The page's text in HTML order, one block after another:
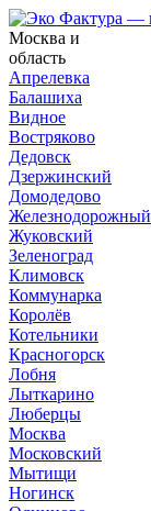
Москва и
область
Апрелевка
Балашиха
Видное
Востряково
Дедовск
Дзержинский
Домодедово
Железнодорожный
Жуковский
Зеленоград
Климовск
Коммунарка
Королёв
Котельники
Красногорск
Лобня
Лыткарино
Люберцы
Москва
Московский
Мытищи
Ногинск